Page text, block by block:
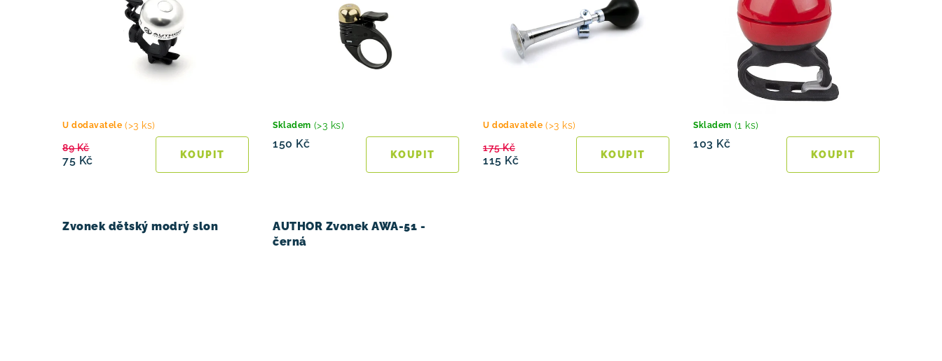
U dodavatele (>3 ks)
75 Kč
89 Kč
Skladem (>3 ks)
150 Kč
U dodavatele (>3 ks)
115 Kč
175 Kč
Skladem (1 ks)
103 Kč
Zvonek dětský modrý slon
AUTHOR Zvonek AWA-51 -
černá